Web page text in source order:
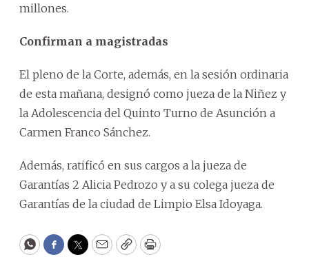
millones.
Confirman a magistradas
El pleno de la Corte, además, en la sesión ordinaria
de esta mañana, designó como jueza de la Niñez y
la Adolescencia del Quinto Turno de Asunción a
Carmen Franco Sánchez.
Además, ratificó en sus cargos a la jueza de
Garantías 2 Alicia Pedrozo y a su colega jueza de
Garantías de la ciudad de Limpio Elsa Idoyaga.
WhatsApp
Facebook
Twitter
EmailCopyPrint